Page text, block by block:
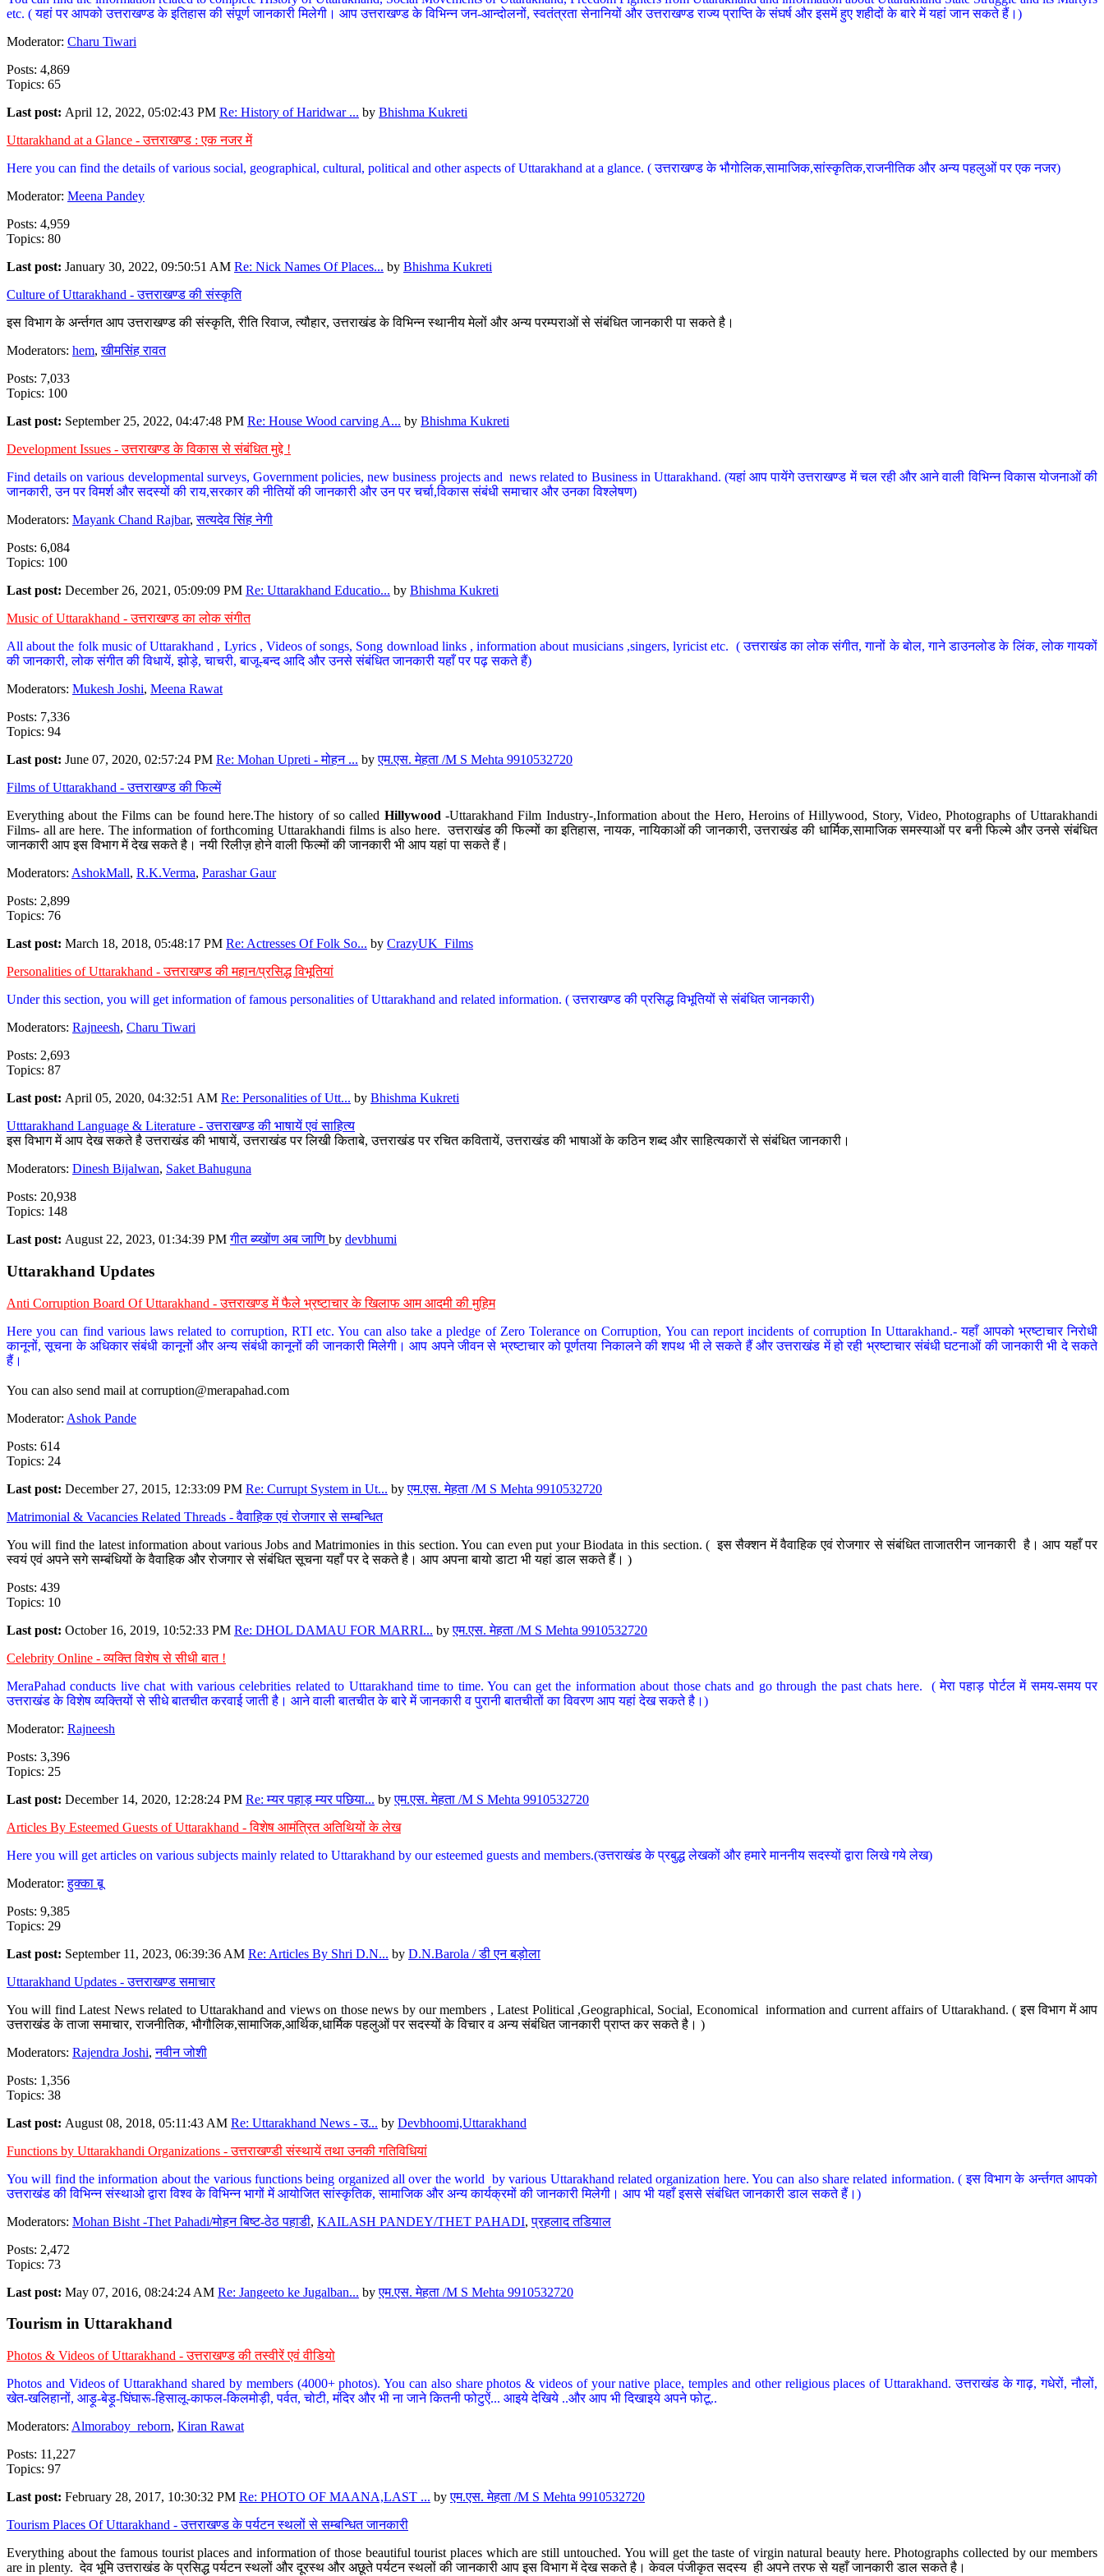
etc. ( यहां पर आपको उत्तराखण्ड के इतिहास की संपूर्ण जानकारी मिलेगी। आप उत्तराखण्ड के विभिन्न जन-आन्दोलनों, स्वतंत्रता सेनानियों और उत्तराखण्ड राज्य प्राप्ति के संघर्ष और इसमें हुए शहीदों के बारे में यहां जान सकते हैं।)
Moderator: Charu Tiwari
Posts: 4,869
Topics: 65
Last post: April 12, 2022, 05:02:43 PM Re: History of Haridwar ... by Bhishma Kukreti
Uttarakhand at a Glance - उत्तराखण्ड : एक नजर में
Here you can find the details of various social, geographical, cultural, political and other aspects of Uttarakhand at a glance. ( उत्तराखण्ड के भौगोलिक,सामाजिक,सांस्कृतिक,राजनीतिक और अन्य पहलुओं पर एक नजर)
Moderator: Meena Pandey
Posts: 4,959
Topics: 80
Last post: January 30, 2022, 09:50:51 AM Re: Nick Names Of Places... by Bhishma Kukreti
Culture of Uttarakhand - उत्तराखण्ड की संस्कृति
इस विभाग के अर्न्तगत आप उत्तराखण्ड की संस्कृति, रीति रिवाज, त्यौहार, उत्तराखंड के विभिन्न स्थानीय मेलों और अन्य परम्पराओं से संबंधित जानकारी पा सकते है।
Moderators: hem,खीमसिंह रावत
Posts: 7,033
Topics: 100
Last post: September 25, 2022, 04:47:48 PM Re: House Wood carving A... by Bhishma Kukreti
Development Issues - उत्तराखण्ड के विकास से संबंधित मुद्दे !
Find details on various developmental surveys, Government policies, new business projects and news related to Business in Uttarakhand. (यहां आप पायेंगे उत्तराखण्ड में चल रही और आने वाली विभिन्न विकास योजनाओं की
जानकारी, उन पर विमर्श और सदस्यों की राय,सरकार की नीतियों की जानकारी और उन पर चर्चा,विकास संबंधी समाचार और उनका विश्लेषण)
Moderators: Mayank Chand Rajbar,सत्यदेव सिंह नेगी
Posts: 6,084
Topics: 100
Last post: December 26, 2021, 05:09:09 PM Re: Uttarakhand Educatio... by Bhishma Kukreti
Music of Uttarakhand - उत्तराखण्ड का लोक संगीत
All about the folk music of Uttarakhand , Lyrics , Videos of songs, Song download links , information about musicians ,singers, lyricist etc. ( उत्तराखंड का लोक संगीत, गानों के बोल, गाने डाउनलोड के लिंक, लोक गायकों
की जानकारी, लोक संगीत की विधायें, झोड़े, चाचरी, बाजू-बन्द आदि और उनसे संबंधित जानकारी यहाँ पर पढ़ सकते हैं)
Moderators: Mukesh Joshi, Meena Rawat
Posts: 7,336
Topics: 94
Last post: June 07, 2020, 02:57:24 PM Re: Mohan Upreti - मोहन ... byएम.एस. मेहता /M S Mehta 9910532720
Films of Uttarakhand - उत्तराखण्ड की फिल्में
Everything about the Films can be found here.The history of so called Hillywood-Uttarakhand Film Industry-,Information about the Hero, Heroins of Hillywood, Story, Video, Photographs of Uttarakhandi
Films- all are here. The information of forthcoming Uttarakhandi films is also here. उत्तराखंड की फिल्मों का इतिहास, नायक, नायिकाओं की जानकारी, उत्तराखंड की धार्मिक,सामाजिक समस्याओं पर बनी फिल्मे और उनसे संबंधित
जानकारी आप इस विभाग में देख सकते है। नयी रिलीज़ होने वाली फिल्मों की जानकारी भी आप यहां पा सकते हैं।
Moderators: AshokMall, R.K.Verma, Parashar Gaur
Posts: 2,899
Topics: 76
Last post: March 18, 2018, 05:48:17 PM Re: Actresses Of Folk So... by CrazyUK_Films
Personalities of Uttarakhand - उत्तराखण्ड की महान/प्रसिद्ध विभूतियां
Under this section, you will get information of famous personalities of Uttarakhand and related information. ( उत्तराखण्ड की प्रसिद्ध विभूतियों से संबंधित जानकारी)
Moderators: Rajneesh, Charu Tiwari
Posts: 2,693
Topics: 87
Last post: April 05, 2020, 04:32:51 AM Re: Personalities of Utt... by Bhishma Kukreti
Utttarakhand Language & Literature - उत्तराखण्ड की भाषायें एवं साहित्य
इस विभाग में आप देख सकते है उत्तराखंड की भाषायें, उत्तराखंड पर लिखी किताबे, उत्तराखंड पर रचित कवितायें, उत्तराखंड की भाषाओं के कठिन शब्द और साहित्यकारों से संबंधित जानकारी।
Moderators: Dinesh Bijalwan, Saket Bahuguna
Posts: 20,938
Topics: 148
Last post: August 22, 2023, 01:34:39 PMगीत ब्य्खोंण अब जाणि by devbhumi
Uttarakhand Updates
Anti Corruption Board Of Uttarakhand - उत्तराखण्ड में फैले भ्रष्टाचार के खिलाफ आम आदमी की मुहिम
Here you can find various laws related to corruption, RTI etc. You can also take a pledge of Zero Tolerance on Corruption, You can report incidents of corruption In Uttarakhand.- यहाँ आपको भ्रष्टाचार निरोधी
कानूनों, सूचना के अधिकार संबंधी कानूनों और अन्य संबंधी कानूनों की जानकारी मिलेगी। आप अपने जीवन से भ्रष्टाचार को पूर्णतया निकालने की शपथ भी ले सकते हैं और उत्तराखंड में हो रही भ्रष्टाचार संबंधी घटनाओं की जानकारी भी दे सकते
हैं।
You can also send mail at corruption@merapahad.com
Moderator: Ashok Pande
Posts: 614
Topics: 24
Last post: December 27, 2015, 12:33:09 PM Re: Currupt System in Ut... byएम.एस. मेहता /M S Mehta 9910532720
Matrimonial & Vacancies Related Threads - वैवाहिक एवं रोजगार से सम्बन्धित
You will find the latest information about various Jobs and Matrimonies in this section. You can even put your Biodata in this section. ( इस सैक्शन में वैवाहिक एवं रोजगार से संबंधित ताजातरीन जानकारी है। आप यहाँ पर
स्वयं एवं अपने सगे सम्बंधियों के वैवाहिक और रोजगार से संबंधित सूचना यहाँ पर दे सकते है। आप अपना बायो डाटा भी यहां डाल सकते हैं। )
Posts: 439
Topics: 10
Last post: October 16, 2019, 10:52:33 PM Re: DHOL DAMAU FOR MARRI... byएम.एस. मेहता /M S Mehta 9910532720
Celebrity Online - व्यक्ति विशेष से सीधी बात !
MeraPahad conducts live chat with various celebrities related to Uttarakhand time to time. You can get the information about those chats and go through the past chats here. ( मेरा पहाड़ पोर्टल में समय-समय पर
उत्तराखंड के विशेष व्यक्तियों से सीधे बातचीत करवाई जाती है। आने वाली बातचीत के बारे में जानकारी व पुरानी बातचीतों का विवरण आप यहां देख सकते है।)
Moderator: Rajneesh
Posts: 3,396
Topics: 25
Last post: December 14, 2020, 12:28:24 PM Re: म्यर पहाड़ म्यर पछिया... byएम.एस. मेहता /M S Mehta 9910532720
Articles By Esteemed Guests of Uttarakhand - विशेष आमंत्रित अतिथियों के लेख
Here you will get articles on various subjects mainly related to Uttarakhand by our esteemed guests and members.(उत्तराखंड के प्रबुद्ध लेखकों और हमारे माननीय सदस्यों द्वारा लिखे गये लेख)
Moderator:हुक्का बू
Posts: 9,385
Topics: 29
Last post: September 11, 2023, 06:39:36 AM Re: Articles By Shri D.N... by D.N.Barola / डी एन बड़ोला
Uttarakhand Updates - उत्तराखण्ड समाचार
You will find Latest News related to Uttarakhand and views on those news by our members , Latest Political ,Geographical, Social, Economical information and current affairs of Uttarakhand. ( इस विभाग में आप
उत्तराखंड के ताजा समाचार, राजनीतिक, भौगौलिक,सामाजिक,आर्थिक,धार्मिक पहलुओं पर सदस्यों के विचार व अन्य संबंधित जानकारी प्राप्त कर सकते है। )
Moderators: Rajendra Joshi,नवीन जोशी
Posts: 1,356
Topics: 38
Last post: August 08, 2018, 05:11:43 AM Re: Uttarakhand News - उ... by Devbhoomi,Uttarakhand
Functions by Uttarakhandi Organizations - उत्तराखण्डी संस्थायें तथा उनकी गतिविधियां
You will find the information about the various functions being organized all over the world by various Uttarakhand related organization here. You can also share related information. ( इस विभाग के अर्न्तगत आपको
उत्तराखंड की विभिन्न संस्थाओ द्वारा विश्व के विभिन्न भागों में आयोजित सांस्कृतिक, सामाजिक और अन्य कार्यक्रमों की जानकारी मिलेगी। आप भी यहाँ इससे संबंधित जानकारी डाल सकते हैं।)
Moderators: Mohan Bisht -Thet Pahadi/मोहन बिष्ट-ठेठ पहाडी, KAILASH PANDEY/THET PAHADI,प्रहलाद तडियाल
Posts: 2,472
Topics: 73
Last post: May 07, 2016, 08:24:24 AM Re: Jangeeto ke Jugalban... byएम.एस. मेहता /M S Mehta 9910532720
Tourism in Uttarakhand
Photos & Videos of Uttarakhand - उत्तराखण्ड की तस्वीरें एवं वीडियो
Photos and Videos of Uttarakhand shared by members (4000+ photos). You can also share photos & videos of your native place, temples and other religious places of Uttarakhand. उत्तराखंड के गाढ़, गधेरों, नौलों,
खेत-खलिहानों, आड़ू-बेड़ू-घिंघारू-हिसालू-काफल-किलमोड़ी, पर्वत, चोटी, मंदिर और भी ना जाने कितनी फोटुऐं... आइये देखिये ..और आप भी दिखाइये अपने फोटू..
Moderators: Almoraboy_reborn, Kiran Rawat
Posts: 11,227
Topics: 97
Last post: February 28, 2017, 10:30:32 PM Re: PHOTO OF MAANA,LAST ... byएम.एस. मेहता /M S Mehta 9910532720
Tourism Places Of Uttarakhand - उत्तराखण्ड के पर्यटन स्थलों से सम्बन्धित जानकारी
Everything about the famous tourist places and information of those beautiful tourist places which are still untouched. You will get the taste of virgin natural beauty here. Photographs collected by our members
are in plenty. देव भूमि उत्तराखंड के प्रसिद्ध पर्यटन स्थलों और दूरस्थ और अछूते पर्यटन स्थलों की जानकारी आप इस विभाग में देख सकते है। केवल पंजीकृत सदस्य ही अपने तरफ से यहाँ जानकारी डाल सकते है।